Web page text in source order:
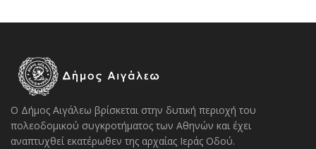
Ο Δήμος Αιγάλεω βρίσκεται στην δυτική περιοχή του
πολεοδομικού συγκροτήματος των Αθηνών και έχει
αναπτυχθεί εκατέρωθεν της αρχαίας Ιεράς Οδού.